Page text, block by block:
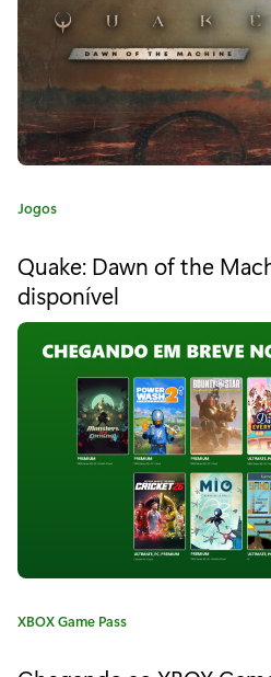
C
e
g
o
Jogos
Quake: Dawn of the
disponível
C
XBOX Game Pass